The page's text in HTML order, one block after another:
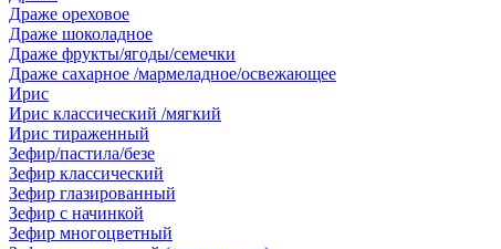
Драже ореховое
Драже шоколадное
Драже фрукты/ягоды/семечки
Драже сахарное /мармеладное/освежающее
Ирис
Ирис классический /мягкий
Ирис тираженный
Зефир/пастила/безе
Зефир классический
Зефир глазированный
Зефир с начинкой
Зефир многоцветный